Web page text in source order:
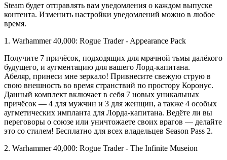
Steam будет отправлять вам уведомления о каждом выпуске
контента. Изменить настройки уведомлений можно в любое
время.
1. Warhammer 40,000: Rogue Trader - Appearance Pack
Получите 7 причёсок, подходящих для мрачной тьмы далёкого
будущего, и аугментацию для вашего Лорд-капитана.
Абеляр, принеси мне зеркало! Привнесите свежую струю в
свою внешность во время странствий по простору Коронус.
Данный комплект включает в себя 7 новых уникальных
причёсок — 4 для мужчин и 3 для женщин, а также 4 особых
аугметических импланта для Лорда-капитана. Ведёте ли вы
переговоры о союзе или уничтожаете своих врагов — делайте
это со стилем! Бесплатно для всех владельцев Season Pass 2.
2. Warhammer 40,000: Rogue Trader - The Infinite Museion